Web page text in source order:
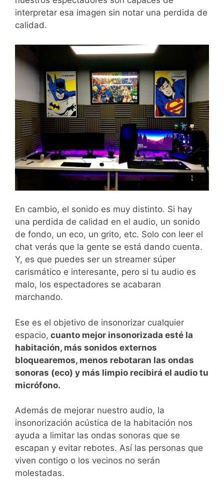
interpretar esa imagen sin notar una perdida de
calidad.
En cambio, el sonido es muy distinto. Si hay
una perdida de calidad en el audio, un sonido
de fondo, un eco, un grito, etc. Solo con leer el
chat verás que la gente se está dando cuenta.
Y, es que puedes ser un streamer súper
carismático e interesante, pero si tu audio es
malo, los espectadores se acabaran
marchando.
Ese es el objetivo de insonorizar cualquier
espacio, cuanto mejor insonorizada esté la
habitación, más sonidos externos
bloquearemos, menos rebotaran las ondas
sonoras (eco) y más limpio recibirá el audio tu
micrófono.
Además de mejorar nuestro audio, la
insonorización acústica de la habitación nos
ayuda a limitar las ondas sonoras que se
escapan y evitar rebotes. Así las personas que
viven contigo o los vecinos no serán
molestadas.